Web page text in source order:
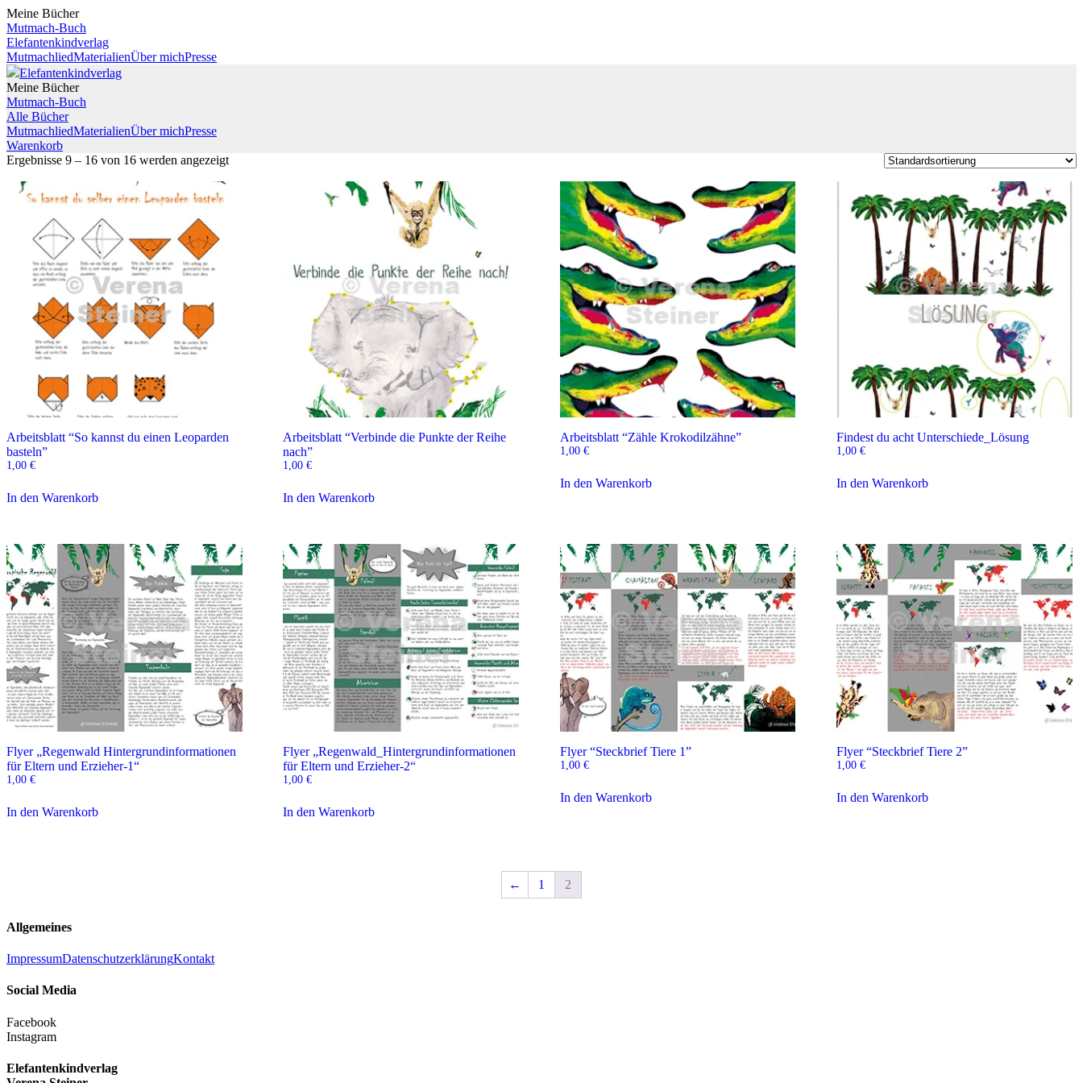
Meine Bücher
Mutmach-Buch
Elefantenkindverlag
MutmachliedMaterialienÜber michPresse
Elefantenkindverlag
Meine Bücher
Mutmach-Buch
Alle Bücher
MutmachliedMaterialienÜber michPresse
Warenkorb
Ergebnisse 9 – 16 von 16 werden angezeigt
Arbeitsblatt “So kannst du einen Leoparden
basteln”
1,00 €
In den Warenkorb
Arbeitsblatt “Verbinde die Punkte der Reihe
nach”
1,00€
In den Warenkorb
Arbeitsblatt “Zähle Krokodilzähne”
1,00 €
In den Warenkorb
Findest du acht Unterschiede_Lösung
1,00 €
In den Warenkorb
Flyer „Regenwald Hintergrundinformationen
für Eltern und Erzieher-1“
1,00 €
In den Warenkorb
Flyer „Regenwald_Hintergrundinformationen
für Eltern und Erzieher-2“
1,00€
In den Warenkorb
Flyer “Steckbrief Tiere 1”
1,00 €
In den Warenkorb
Flyer “Steckbrief Tiere 2”
1,00 €
In den Warenkorb
← 1 2
Allgemeines
ImpressumDatenschutzerklärungKontakt
Social Media
Facebook
Instagram
Elefantenkindverlag